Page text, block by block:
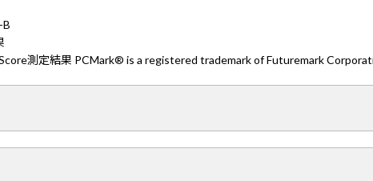
測定結果 PCMark® is a registered trademark of Futuremark